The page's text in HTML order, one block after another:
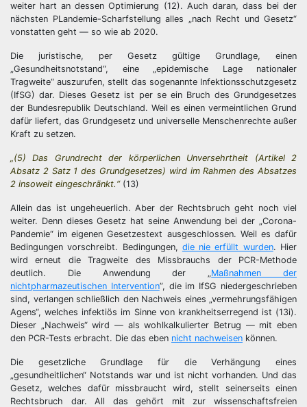
weiter hart an dessen Optimierung (12). Auch daran, dass bei der
nächsten PLandemie-Scharfstellung alles „nach Recht und Gesetz“
vonstatten geht — so wie ab 2020.
Die juristische, per Gesetz gültige Grundlage, einen
„Gesundheitsnotstand“, eine „epidemische Lage nationaler
Tragweite“ auszurufen, stellt das sogenannte Infektionsschutzgesetz
(IfSG) dar. Dieses Gesetz ist per se ein Bruch des Grundgesetzes
der Bundesrepublik Deutschland. Weil es einen vermeintlichen Grund
dafür liefert, das Grundgesetz und universelle Menschenrechte außer
Kraft zu setzen.
„(5) Das Grundrecht der körperlichen Unversehrtheit (Artikel 2
Absatz 2 Satz 1 des Grundgesetzes) wird im Rahmen des Absatzes
2 insoweit eingeschränkt.“(13)
Allein das ist ungeheuerlich. Aber der Rechtsbruch geht noch viel
weiter. Denn dieses Gesetz hat seine Anwendung bei der „Corona-
Pandemie“ im eigenen Gesetzestext ausgeschlossen. Weil es dafür
Bedingungen vorschreibt. Bedingungen, die nie erfüllt wurden. Hier
wird erneut die Tragweite des Missbrauchs der PCR-Methode
deutlich. Die Anwendung der „Maßnahmen der
nichtpharmazeutischen Intervention”, die im IfSG niedergeschrieben
sind, verlangen schließlich den Nachweis eines „vermehrungsfähigen
Agens“, welches infektiös im Sinne von krankheitserregend ist (13i).
Dieser „Nachweis“ wird — als wohlkalkulierter Betrug — mit eben
den PCR-Tests erbracht. Die das eben nicht nachweisen können.
Die gesetzliche Grundlage für die Verhängung eines
„gesundheitlichen“ Notstands war und ist nicht vorhanden. Und das
Gesetz, welches dafür missbraucht wird, stellt seinerseits einen
Rechtsbruch dar. All das gehört mit zur wissenschaftsfreien